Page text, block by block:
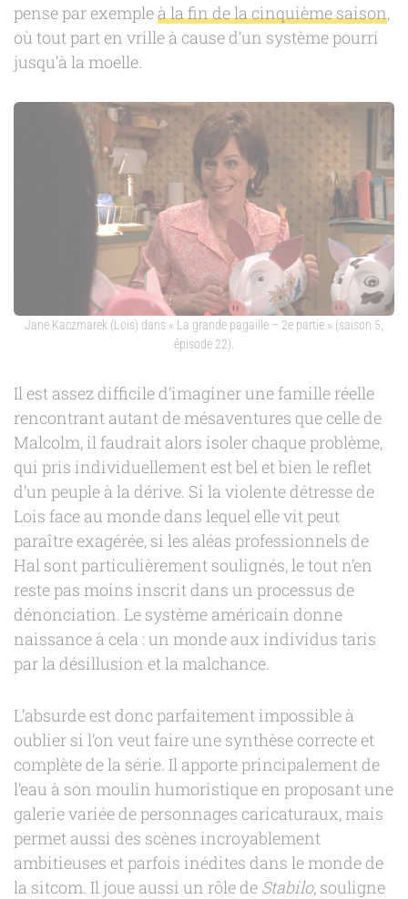
pense par exemple à la fin de la cinquième saison,
où tout part en vrille à cause d’un système pourri
jusqu’à la moelle.
Jane Kaczmarek (Lois) dans « La grande pagaille – 2e partie » (saison 5,
épisode 22).
Il est assez difficile d’imaginer une famille réelle
rencontrant autant de mésaventures que celle de
Malcolm, il faudrait alors isoler chaque problème,
qui pris individuellement est bel et bien le reflet
d’un peuple à la dérive. Si la violente détresse de
Lois face au monde dans lequel elle vit peut
paraître exagérée, si les aléas professionnels de
Hal sont particulièrement soulignés, le tout n’en
reste pas moins inscrit dans un processus de
dénonciation. Le système américain donne
naissance à cela : un monde aux individus taris
par la désillusion et la malchance.
L’absurde est donc parfaitement impossible à
oublier si l’on veut faire une synthèse correcte et
complète de la série. Il apporte principalement de
l’eau à son moulin humoristique en proposant une
galerie variée de personnages caricaturaux, mais
permet aussi des scènes incroyablement
ambitieuses et parfois inédites dans le monde de
la sitcom. Il joue aussi un rôle de Stabilo, souligne